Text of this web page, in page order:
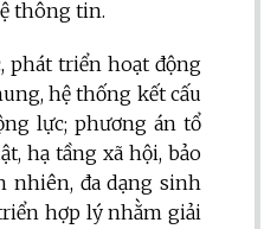
thông tin.
phát triển hoạt động
hệ thống kết cấu
lực; phương án tổ
hạ tầng xã hội, bảo
nhiên, đa dạng sinh
hợp lý nhằm giải